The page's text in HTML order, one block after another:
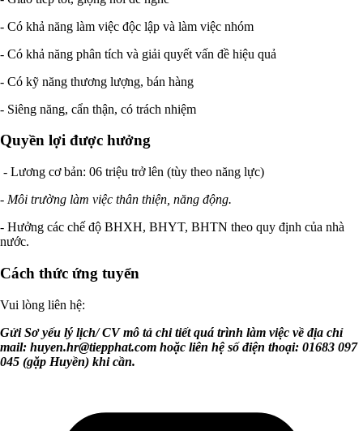
- Có khả năng làm việc độc lập và làm việc nhóm
- Có khả năng phân tích và giải quyết vấn đề hiệu quả
- Có kỹ năng thương lượng, bán hàng
- Siêng năng, cẩn thận, có trách nhiệm
Quyền lợi được hưởng
- Lương cơ bản: 06 triệu trở lên (tùy theo năng lực)
- Môi trường làm việc thân thiện, năng động.
- Hưởng các chế độ BHXH, BHYT, BHTN theo quy định của nhà
nước.
Cách thức ứng tuyển
Vui lòng liên hệ:
Gửi Sơ yếu lý lịch/ CV mô tả chi tiết quá trình làm việc về địa chỉ
mail: huyen.hr@tiepphat.com hoặc liên hệ số điện thoại: 01683 097
045 (gặp Huyền) khi cần.